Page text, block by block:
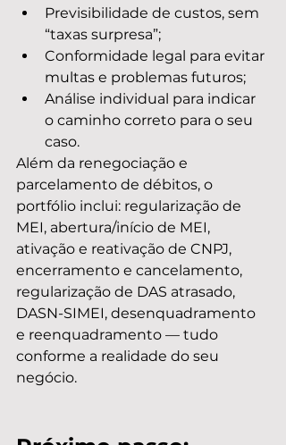
Previsibilidade de custos, sem
“taxas surpresa”;
Conformidade legal para evitar
multas e problemas futuros;
Análise individual para indicar
o caminho correto para o seu
caso.
Além da renegociação e
parcelamento de débitos, o
portfólio inclui: regularização de
MEI, abertura/início de MEI,
ativação e reativação de CNPJ,
encerramento e cancelamento,
regularização de DAS atrasado,
DASN-SIMEI, desenquadramento
e reenquadramento — tudo
conforme a realidade do seu
negócio.